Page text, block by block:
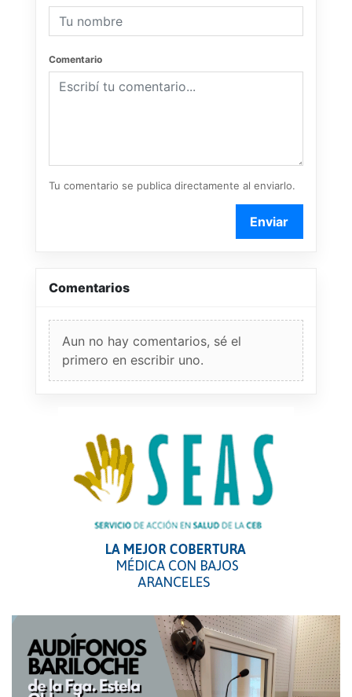
Comentario
Tu comentario se publica directamente al enviarlo.
Enviar
Comentarios
Aun no hay comentarios, sé el
primero en escribir uno.